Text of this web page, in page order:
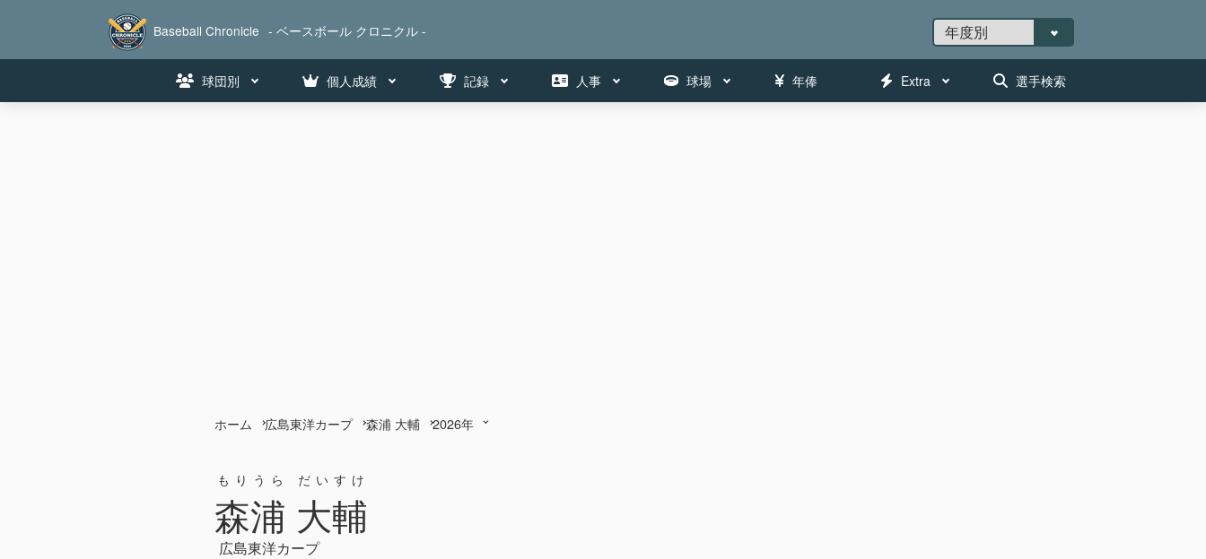
Baseball Chronicle - ベースボール クロニクル -
球団別 個人成績 記録 人事 球場 年俸 Extra 選手検索
ホーム 広島東洋カープ 森浦 大輔 2026年
森浦 大輔
もりうら だいすけ
広島東洋カープ